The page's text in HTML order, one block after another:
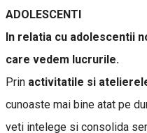
ADOLESCENTI
In relatia cu adolescentii
care vedem lucrurile.
Prin activitatile si
cunoaste mai bine atat pe
veti intelege si consolida